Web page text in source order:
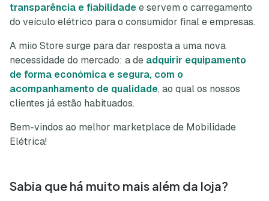
transparência e fiabilidadee servem o carregamento
do veículo elétrico para o consumidor final e empresas.
A miio Store surge para dar resposta a uma nova
necessidade do mercado: a de adquirir equipamento
de forma económica e segura, com o
acompanhamento de qualidade, ao qual os nossos
clientes já estão habituados.
Bem-vindos ao melhor marketplace de Mobilidade
Elétrica!
Sabia que há muito mais além da loja?